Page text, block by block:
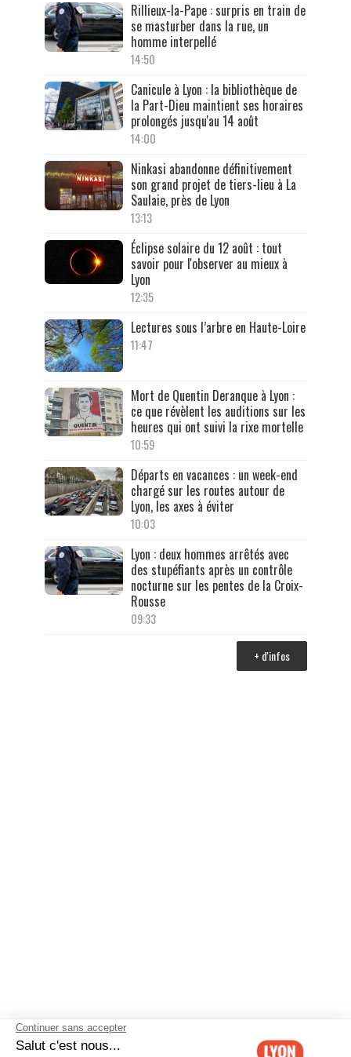
Rillieux-la-Pape : surpris en train de
se masturber dans la rue, un
homme interpellé
14:50
Canicule à Lyon : la bibliothèque de
la Part-Dieu maintient ses horaires
prolongés jusqu'au 14 août
14:00
Ninkasi abandonne définitivement
son grand projet de tiers-lieu à La
Saulaie, près de Lyon
13:13
Éclipse solaire du 12 août : tout
savoir pour l'observer au mieux à
Lyon
12:35
Lectures sous l’arbre en Haute-Loire
11:47
Mort de Quentin Deranque à Lyon :
ce que révèlent les auditions sur les
heures qui ont suivi la rixe mortelle
10:59
Départs en vacances : un week-end
chargé sur les routes autour de
Lyon, les axes à éviter
10:03
Lyon : deux hommes arrêtés avec
des stupéfiants après un contrôle
nocturne sur les pentes de la Croix-
Rousse
09:33
+ d'infos